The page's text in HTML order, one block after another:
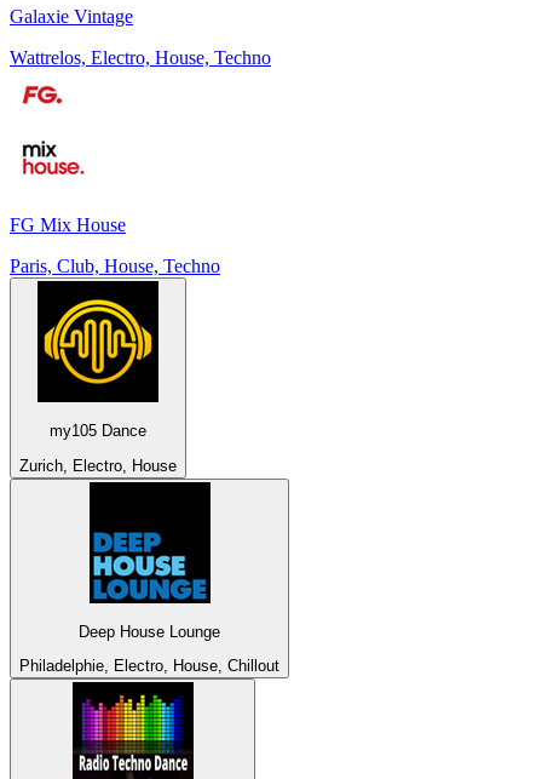
Galaxie Vintage
Wattrelos, Electro, House, Techno
FG Mix House
Paris, Club, House, Techno
my105 Dance
Zurich, Electro, House
Deep House Lounge
Philadelphie, Electro, House, Chillout